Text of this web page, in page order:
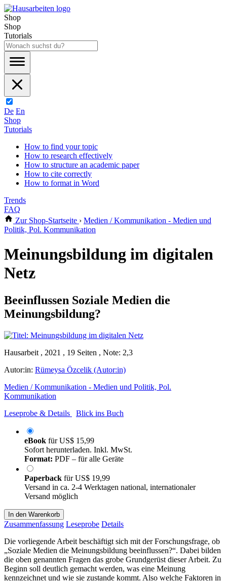
Shop
Shop
Tutorials
De En
Shop
Tutorials
How to find your topic
How to research effectively
How to structure an academic paper
How to cite correctly
How to format in Word
Trends
FAQ
Zur Shop-Startseite › Medien / Kommunikation - Medien und
Politik, Pol. Kommunikation
Meinungsbildung im digitalen
Netz
Beeinflussen Soziale Medien die
Meinungsbildung?
Hausarbeit , 2021 , 19 Seiten , Note: 2,3
Autor:in: Rümeysa Özcelik (Autor:in)
Medien / Kommunikation - Medien und Politik, Pol.
Kommunikation
Leseprobe & Details
Blick ins Buch
eBook fürUS$ 15,99
Sofort herunterladen. Inkl. MwSt.
Format: PDF – für alle Geräte
Paperback fürUS$ 19,99
Versand in ca. 2-4 Werktagen national, internationaler
Versand möglich
In den Warenkorb
Zusammenfassung Leseprobe Details
Die vorliegende Arbeit beschäftigt sich mit der Forschungsfrage, ob
„Soziale Medien die Meinungsbildung beeinflussen?“. Dabei bilden
die oben genannten Fragen das grobe Grundgerüst dieser Arbeit. Zu
Beginn soll deutlich gemacht werden, was eine Meinung
kennzeichnet und wie sie zustande kommt. Also welche Faktoren in